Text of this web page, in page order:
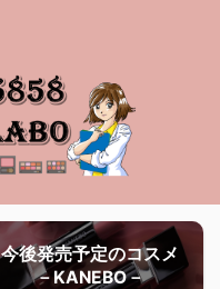
今後発売予定のコスメ
－KANEBO－